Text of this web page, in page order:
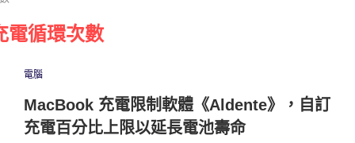
電循環次數
電腦
MacBook 充電限制軟體《Aldente》，自訂
充電百分比上限以延長電池壽命